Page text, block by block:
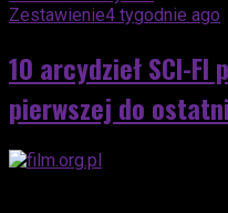
Zestawienie4 tygodnie ago
10 arcydzieł SCI-
pierwszej do